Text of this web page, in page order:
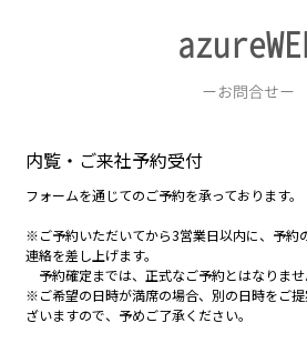
ーお問合せー